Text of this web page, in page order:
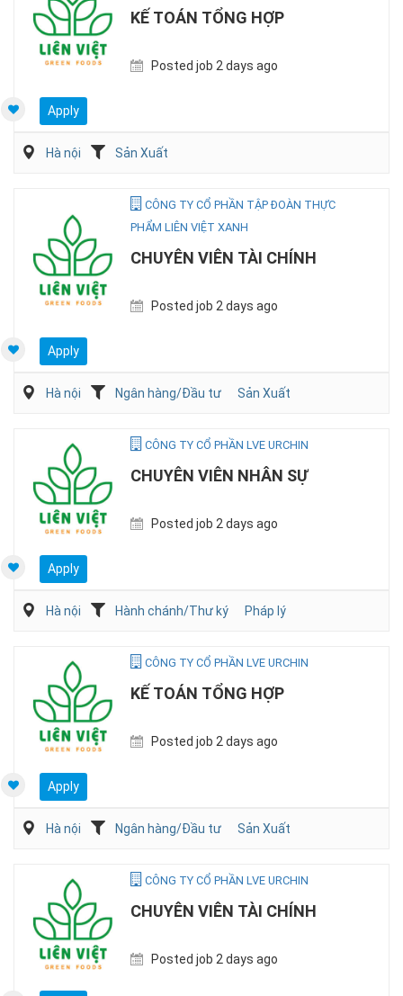
KẾ TOÁN TỔNG HỢP
Posted job 2 days ago
Apply
Hà nội Sản Xuất
CÔNG TY CỔ PHẦN TẬP ĐOÀN THỰC
PHẨM LIÊN VIỆT XANH
CHUYÊN VIÊN TÀI CHÍNH
Posted job 2 days ago
Apply
Hà nội Ngân hàng/Đầu tư Sản Xuất
CÔNG TY CỔ PHẦN LVE URCHIN
CHUYÊN VIÊN NHÂN SỰ
Posted job 2 days ago
Apply
Hà nội Hành chánh/Thư ký Pháp lý
CÔNG TY CỔ PHẦN LVE URCHIN
KẾ TOÁN TỔNG HỢP
Posted job 2 days ago
Apply
Hà nội Ngân hàng/Đầu tư Sản Xuất
CÔNG TY CỔ PHẦN LVE URCHIN
CHUYÊN VIÊN TÀI CHÍNH
Posted job 2 days ago